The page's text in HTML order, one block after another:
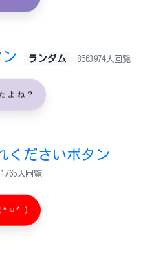
ン ランダム 8563974人回覧
よね？
くださいボタン
人回覧
^ω^ )